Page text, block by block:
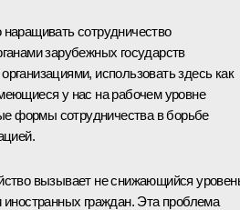
сотрудничество
зарубежных государств
использовать здесь как
у нас на рабочем уровне
формы сотрудничества в борьбе
вызывает не снижающийся
иностранных граждан. Эта проблема